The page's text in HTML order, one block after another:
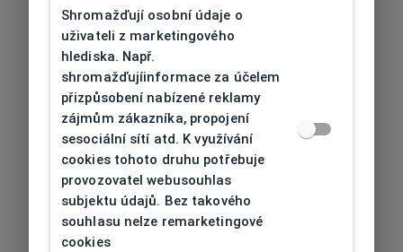
Shromažďují osobní údaje o
uživateli z marketingového
hlediska. Např.
shromažďujíinformace za účelem
přizpůsobení nabízené reklamy
zájmům zákazníka, propojení
sesociální sítí atd. K využívání
cookies tohoto druhu potřebuje
provozovatel webusouhlas
subjektu údajů. Bez takového
souhlasu nelze remarketingové
cookies